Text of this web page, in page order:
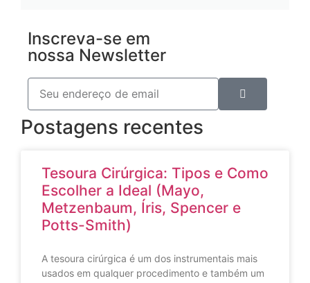
Inscreva-se em
nossa Newsletter
Postagens recentes
Tesoura Cirúrgica: Tipos e Como
Escolher a Ideal (Mayo,
Metzenbaum, Íris, Spencer e
Potts-Smith)
A tesoura cirúrgica é um dos instrumentais mais
usados em qualquer procedimento e também um